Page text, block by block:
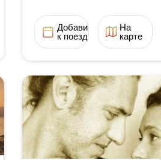
Добавить
к поездке
На
карте